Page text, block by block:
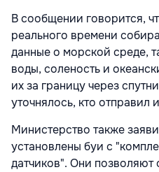
В сообщении говорится,
реального времени
данные о морской среде,
воды, соленость и
их за границу через
уточнялось, кто отправил
Министерство также
установлены буи с
датчиков". Они позволяют